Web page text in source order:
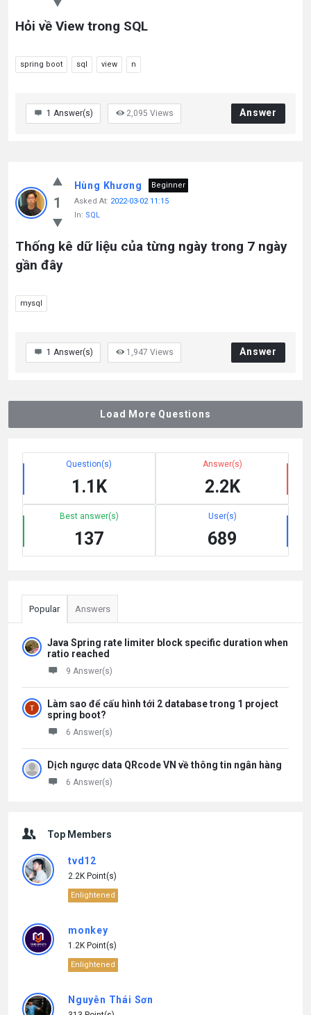
Hỏi về View trong SQL
spring boot sql view n
1 Answer(s) 2,095 Views Answer
1
Hùng Khương
Beginner
Asked At: 2022-03-02 11:15
In: SQL
Thống kê dữ liệu của từng ngày trong 7 ngày
gần đây
mysql
1 Answer(s) 1,947 Views Answer
Load More Questions
Question(s)
1.1K
Answer(s)
2.2K
Best answer(s)
137
User(s)
689
Popular Answers
Java Spring rate limiter block specific duration when
ratio reached
9 Answer(s)
Làm sao để cấu hình tới 2 database trong 1 project
spring boot?
6 Answer(s)
Dịch ngược data QRcode VN về thông tin ngân hàng
6 Answer(s)
Top Members
tvd12
2.2K Point(s)
Enlightened
monkey
1.2K Point(s)
Enlightened
Nguyễn Thái Sơn